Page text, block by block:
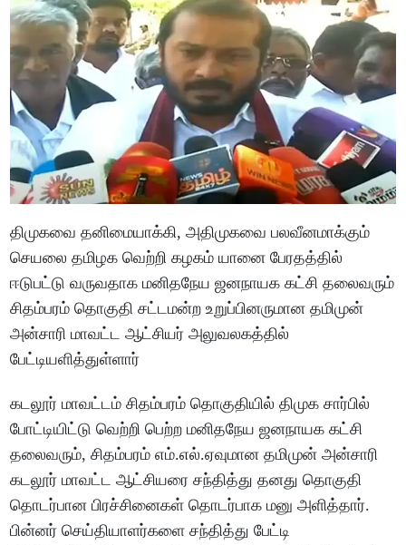
திமுகவை தனிமையாக்கி, அதிமுகவை பலவீனமாக்கும்
செயலை தமிழக வெற்றி கழகம் யானை பேரதத்தில்
ஈடுபட்டு வருவதாக மனிதநேய ஜனநாயக கட்சி தலைவரும்
சிதம்பரம் தொகுதி சட்டமன்ற உறுப்பினருமான தமிமுன்
அன்சாரி மாவட்ட ஆட்சியர் அலுவலகத்தில்
பேட்டியளித்துள்ளார்
கடலூர் மாவட்டம் சிதம்பரம் தொகுதியில் திமுக சார்பில்
போட்டியிட்டு வெற்றி பெற்ற மனிதநேய ஜனநாயக கட்சி
தலைவரும், சிதம்பரம் எம்.எல்.ஏவுமான தமிமுன் அன்சாரி
கடலூர் மாவட்ட ஆட்சியரை சந்தித்து தனது தொகுதி
தொடர்பான பிரச்சினைகள் தொடர்பாக மனு அளித்தார்.
பின்னர் செய்தியாளர்களை சந்தித்து பேட்டி